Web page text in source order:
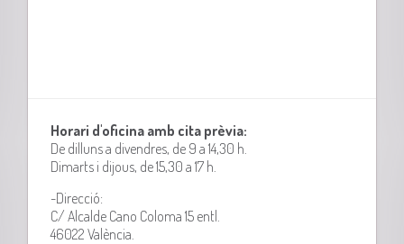
Horari d'oficina amb cita prèvia:
De dilluns a divendres, de 9 a 14,30 h.
Dimarts i dijous, de 15,30 a 17 h.
-Direcció:
C/ Alcalde Cano Coloma 15 entl.
46022 València.